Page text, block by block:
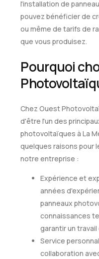
l'installation de
pouvez bénéficier de
ou même de tarifs de
que vous produisez.
Pourquoi
Chez Ouest
d'être l'un des
photovoltaïques à La
quelques raisons pour
notre entreprise :
Expérience et
années
panneaux
connaissances
garantir un
Service
collaboration